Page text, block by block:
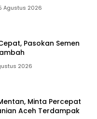
Agustus 2026
Pasokan Semen
2026
Minta Percepat
Aceh Terdampak